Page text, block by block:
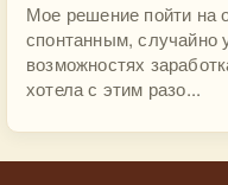
Мое решение пойти на
спонтанным, случайно
возможностях
хотела с этим разо...